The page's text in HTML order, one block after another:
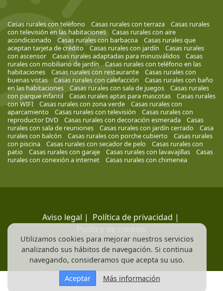
Casas rurales con teléfono Casas rurales con terraza
Casas rurales
con televisión en las habitaciones
Casas rurales con aire
acondicionado
Casas rurales con barbacoa
Casas rurales que
aceptan tarjeta de crédito
Casas rurales con jardín
Casas rurales
con ascensor
Casas rurales adaptadas para minusválidos
Casas
rurales con mobiliario de jardín
Casas rurales con teléfono en las
habitaciones
Casas rurales con restaurante
Casas rurales con
buenas vistas
Casas rurales con calefacción
Casas rurales con baño
en las habitaciones
Casas rurales con sala de juegos
Casas rurales
con parque infantil
Casas rurales aptas para mascotas
Casas rurales
con WIFI
Casas rurales con zona verde
Casas rurales con
aparcamiento
Casas rurales con televisión
Casas rurales con
reproductor DVD
Casas rurales con decoración esmerada
Casas
rurales con sala de reuniones
Casas rurales con jardín cerrado
Casa
rurales con balcón
Casas rurales con porche cubierto
Casas rurales
con piscina
Casas rurales con secador de pelo
Casas rurales con
patio
Casas rurales con garaje Casas rurales con lavavajillas
Casas
rurales con conexión a internet
Casas rurales con chimenea
Aviso legal | Política de privacidad |
Política de cookies
Utilizamos cookies para mejorar nuestros servicios
analizando sus hábitos de navegación. Si continua
navegando, consideramos que acepta su uso.
Aceptar
Más información